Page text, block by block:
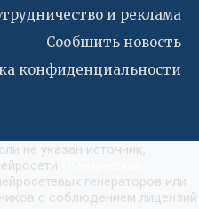
и реклама
Сообшить новость
конфиденциальности
не указан источник,
генераторов или
с соблюдением лицензий